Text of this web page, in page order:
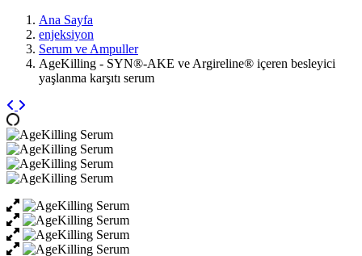
Ana Sayfa
enjeksiyon
Serum ve Ampuller
AgeKilling - SYN®-AKE ve Argireline® içeren besleyici
yaşlanma karşıtı serum